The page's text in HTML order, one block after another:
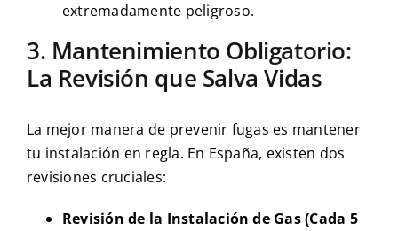
extremadamente peligroso.
3. Mantenimiento Obligatorio:
La Revisión que Salva Vidas
La mejor manera de prevenir fugas es mantener
tu instalación en regla. En España, existen dos
revisiones cruciales:
Revisión de la Instalación de Gas (Cada 5